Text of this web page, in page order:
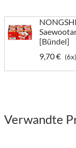
[Bündel]
9,70 € (6x)
Verwandte